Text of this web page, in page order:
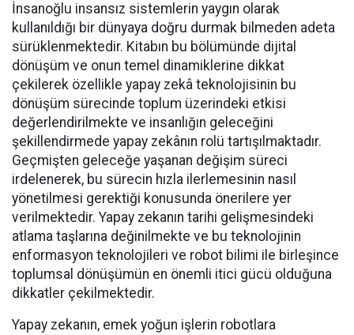
İnsanoğlu insansız sistemlerin yaygın olarak
kullanıldığı bir dünyaya doğru durmak bilmeden adeta
sürüklenmektedir. Kitabın bu bölümünde dijital
dönüşüm ve onun temel dinamiklerine dikkat
çekilerek özellikle yapay zekâ teknolojisinin bu
dönüşüm sürecinde toplum üzerindeki etkisi
değerlendirilmekte ve insanlığın geleceğini
şekillendirmede yapay zekânın rolü tartışılmaktadır.
Geçmişten geleceğe yaşanan değişim süreci
irdelenerek, bu sürecin hızla ilerlemesinin nasıl
yönetilmesi gerektiği konusunda önerilere yer
verilmektedir. Yapay zekanın tarihi gelişmesindeki
atlama taşlarına değinilmekte ve bu teknolojinin
enformasyon teknolojileri ve robot bilimi ile birleşince
toplumsal dönüşümün en önemli itici gücü olduğuna
dikkatler çekilmektedir.
Yapay zekanın, emek yoğun işlerin robotlara